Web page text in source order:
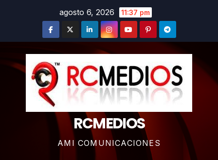
agosto 6, 2026 11:37 pm
RCMEDIOS
AMI COMUNICACIONES